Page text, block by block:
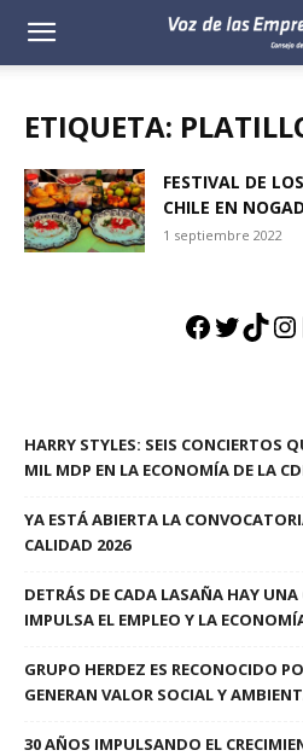
Voz
Empresas
ETIQUETA:
FESTIVAL DE
CHILE EN
1 septiembre 2022
HARRY STYLES: SEIS CONCIERTOS
MIL MDP EN LA ECONOMÍA DE LA
YA ESTÁ ABIERTA LA
CALIDAD 2026
DETRÁS DE CADA LASAÑA HAY
IMPULSA EL EMPLEO Y LA
GRUPO HERDEZ ES RECONOCIDO
GENERAN VALOR SOCIAL Y
30 AÑOS IMPULSANDO EL